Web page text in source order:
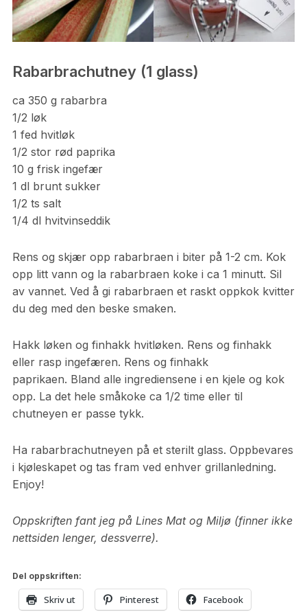
Rabarbrachutney (1 glass)
ca 350 g rabarbra
1/2 løk
1 fed hvitløk
1/2 stor rød paprika
10 g frisk ingefær
1 dl brunt sukker
1/2 ts salt
1/4 dl hvitvinseddik
Rens og skjær opp rabarbraen i biter på 1-2 cm. Kok
opp litt vann og la rabarbraen koke i ca 1 minutt. Sil
av vannet. Ved å gi rabarbraen et raskt oppkok kvitter
du deg med den beske smaken.
Hakk løken og finhakk hvitløken. Rens og finhakk
eller rasp ingefæren. Rens og finhakk
paprikaen. Bland alle ingrediensene i en kjele og kok
opp. La det hele småkoke ca 1/2 time eller til
chutneyen er passe tykk.
Ha rabarbrachutneyen på et sterilt glass. Oppbevares
i kjøleskapet og tas fram ved enhver grillanledning.
Enjoy!
Oppskriften fant jeg på Lines Mat og Miljø (finner ikke
nettsiden lenger, dessverre).
Del oppskriften:
Skriv ut Pinterest Facebook